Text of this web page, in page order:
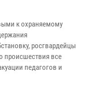
к охраняемому
росгвардейцы
происшествия все
педагогов и